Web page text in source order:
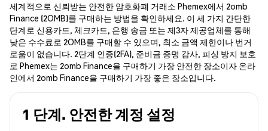
세계적으로 신뢰받는 안전한 암호화폐 거래소 Phemex에서 2omb
Finance (2OMB)를 구매하는 방법을 확인하세요. 이 세 가지 간단한
단계로 신용카드, 체크카드, 은행 송금 또는 제3자 제공업체를 통해
낮은 수수료로 2OMB를 구매할 수 있으며, 최소 금액 제한이나 번거
로움이 없습니다. 2단계 인증(2FA), 준비금 증명 감사, 피싱 방지 보호
로 Phemex는 2omb Finance을 구매하기 가장 안전한 장소이자 온라
인에서 2omb Finance을 구매하기 가장 좋은 장소입니다.
1 단계. 안전한 계정 설정